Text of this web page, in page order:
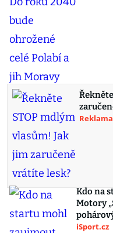
Reklama
Kdo na
Motory
iSport.cz